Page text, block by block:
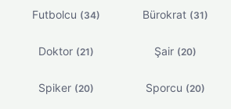
Futbolcu (34) Bürokrat (31)
Doktor (21) Şair (20)
Spiker (20) Sporcu (20)